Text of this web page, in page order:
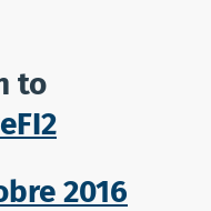
to
2016